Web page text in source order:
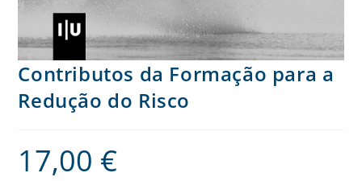
Contributos da Formação para a
Redução do Risco
17,00 €